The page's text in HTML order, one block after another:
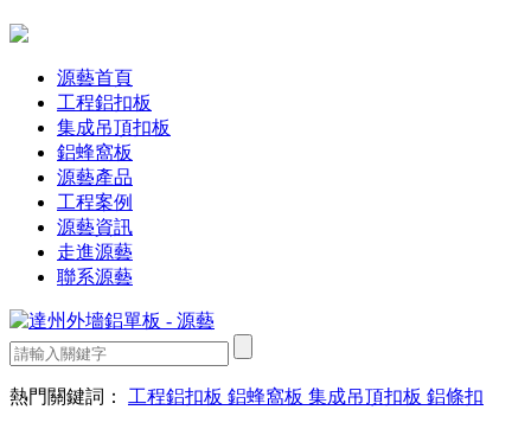
源藝首頁
工程鋁扣板
集成吊頂扣板
鋁蜂窩板
源藝產品
工程案例
源藝資訊
走進源藝
聯系源藝
熱門關鍵詞： 工程鋁扣板 鋁蜂窩板 集成吊頂扣板 鋁條扣